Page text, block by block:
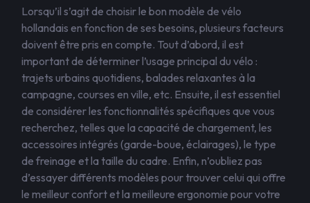
Lorsqu’il s’agit de choisir le bon modèle de vélo
hollandais en fonction de ses besoins, plusieurs facteurs
doivent être pris en compte. Tout d’abord, il est
important de déterminer l’usage principal du vélo :
trajets urbains quotidiens, balades relaxantes à la
campagne, courses en ville, etc. Ensuite, il est essentiel
de considérer les fonctionnalités spécifiques que vous
recherchez, telles que la capacité de chargement, les
accessoires intégrés (garde-boue, éclairages), le type
de freinage et la taille du cadre. Enfin, n’oubliez pas
d’essayer différents modèles pour trouver celui qui offre
le meilleur confort et la meilleure ergonomie pour votre